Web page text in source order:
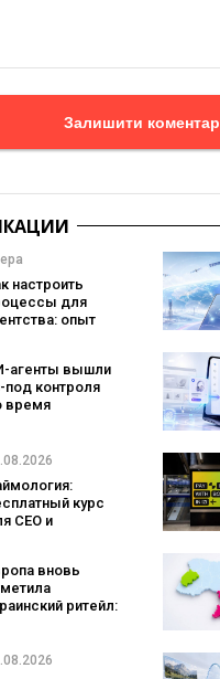
Залишити коментар
настроить
для
опыт
агенты вышли
под контроля
время
цели
курс
CEO и
вновь
ритейл:
лучших